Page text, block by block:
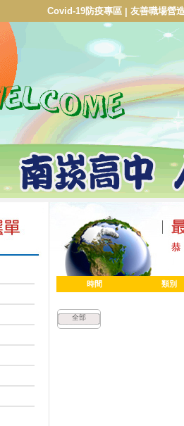
Covid-19防疫專區| 友善職場營
時間 類別
全部